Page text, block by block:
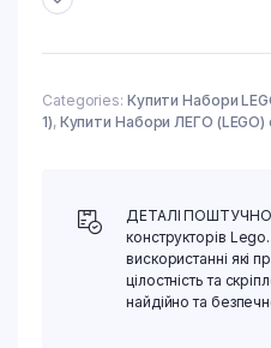
Categories: Купити Набори
1), Купити Набори ЛЕГО (LEGO)
ДЕТАЛІ ПОШТУЧНО!
конструкторів
вискористанні які
цілостність та
найдійно та